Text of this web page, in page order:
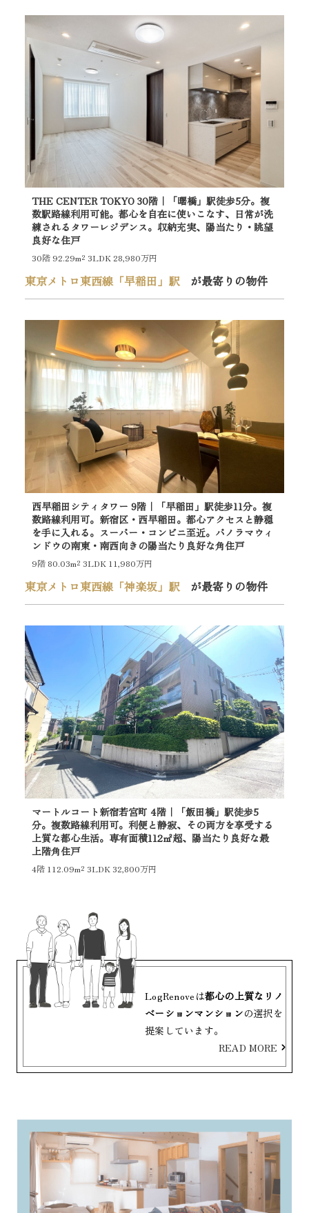
THE CENTER TOKYO 30階｜「曙橋」駅徒歩5分。複
数駅路線利用可能。都心を自在に使いこなす、日常が洗
練されるタワーレジデンス。収納充実、陽当たり・眺望
良好な住戸
30階92.29m² 3LDK 28,980万円
東京メトロ東西線「早稲田」駅が最寄りの物件
西早稲田シティタワー 9階｜「早稲田」駅徒歩11分。複
数路線利用可。新宿区・西早稲田。都心アクセスと静穏
を手に入れる。スーパー・コンビニ至近。パノラマウィ
ンドウの南東・南西向きの陽当たり良好な角住戸
9階 80.03m² 3LDK 11,980万円
東京メトロ東西線「神楽坂」駅が最寄りの物件
マートルコート新宿若宮町 4階｜「飯田橋」駅徒歩5
分。複数路線利用可。利便と静寂、その両方を享受する
上質な都心生活。専有面積112㎡超、陽当たり良好な最
上階角住戸
4階 112.09m² 3LDK 32,800万円
LogRenoveは都心の上質なリノ
ベーションマンションの選択を
提案しています。
READ MORE